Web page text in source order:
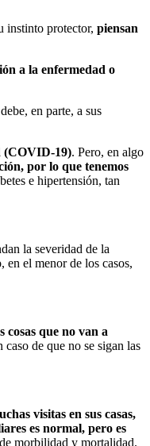
instinto protector, piensan
a la enfermedad o
en parte, a sus
(COVID-19). Pero, en algo
por lo que tenemos
e hipertensión, tan
la severidad de la
en el menor de los casos,
cosas que no van a
caso de que no se sigan las
visitas en sus casas,
es normal, pero es
morbilidad y mortalidad.